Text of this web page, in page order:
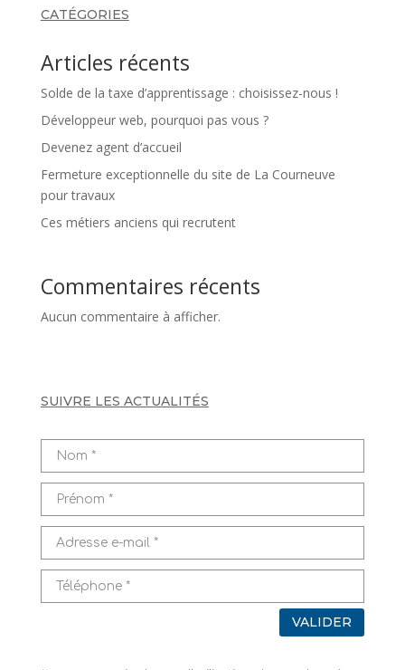
CATÉGORIES
Articles récents
Solde de la taxe d’apprentissage : choisissez-nous !
Développeur web, pourquoi pas vous ?
Devenez agent d’accueil
Fermeture exceptionnelle du site de La Courneuve
pour travaux
Ces métiers anciens qui recrutent
Commentaires récents
Aucun commentaire à afficher.
SUIVRE LES ACTUALITÉS
VALIDER